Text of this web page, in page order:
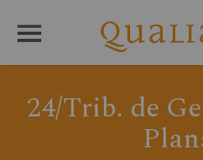
24/Trib. de